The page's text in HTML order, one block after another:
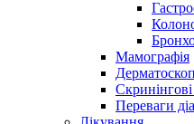
Мамографія
Переваги